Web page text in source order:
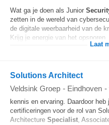
Wat ga je doen als Junior
zetten in de wereld van
de digitale weerbaarheid van de
Krijg je energie van het opsporen...
Laat
Solutions Architect
Veldsink Groep - Eindhoven -
kennis en ervaring. Daardoor
certificeringen voor de rol van
Architecture Specialist,